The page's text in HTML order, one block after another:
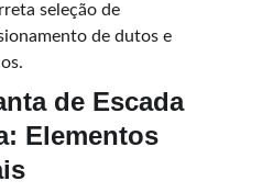
seleção de
de dutos e
de Escada
Elementos